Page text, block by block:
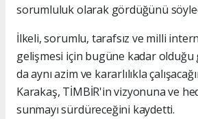
sorumluluk olarak gördüğünü
İlkeli, sorumlu, tarafsız ve milli
gelişmesi için bugüne kadar
da aynı azim ve kararlılıkla
Karakaş, TİMBİR'in vizyonuna ve
sunmayı sürdüreceğini kaydetti.